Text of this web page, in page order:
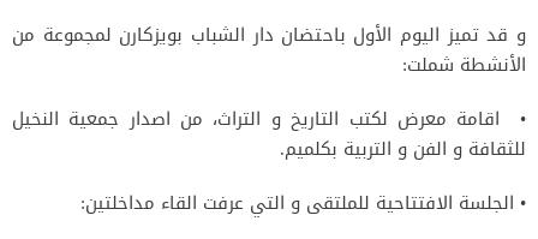
و قد تميز اليوم الأول باحتضان دار الشباب بويزكارن لمجموعة من
الأنشطة شملت:
• اقامة معرض لكتب التاريخ و التراث، من اصدار جمعية النخيل
للثقافة و الفن و التربية بكلميم.
• الجلسة الافتتاحية للملتقى و التي عرفت القاء مداخلتين: